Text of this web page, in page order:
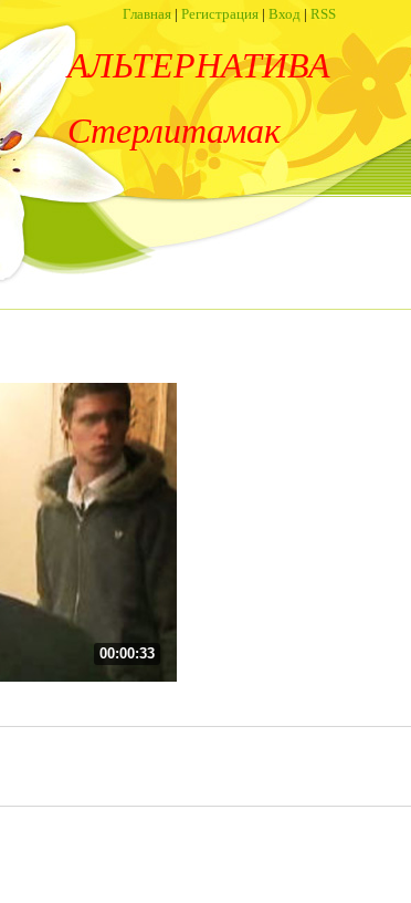
Главная | Регистрация | Вход | RSS
АЛЬТЕРНАТИВА
Стерлитамак
00:00:33